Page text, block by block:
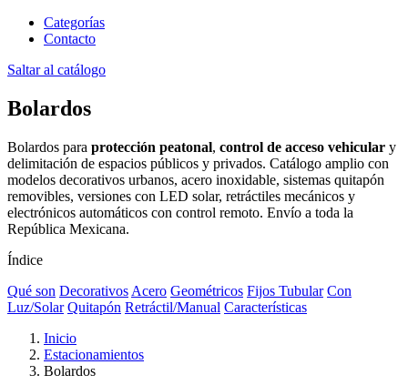
Categorías
Contacto
Saltar al catálogo
Bolardos
Bolardos para protección peatonal, control de acceso vehicular y
delimitación de espacios públicos y privados. Catálogo amplio con
modelos decorativos urbanos, acero inoxidable, sistemas quitapón
removibles, versiones con LED solar, retráctiles mecánicos y
electrónicos automáticos con control remoto. Envío a toda la
República Mexicana.
Índice
Qué son Decorativos Acero Geométricos Fijos Tubular Con
Luz/Solar Quitapón Retráctil/Manual Características
Inicio
Estacionamientos
Bolardos